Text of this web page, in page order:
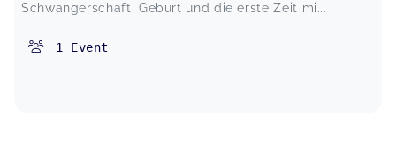
Schwangerschaft, Geburt und die erste Zeit mi...
1 Event